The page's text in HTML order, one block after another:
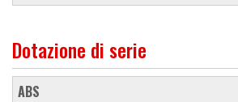
Dotazione di serie
ABS